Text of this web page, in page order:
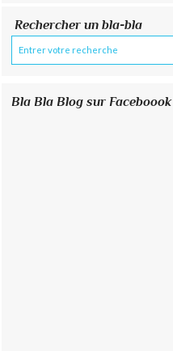
Rechercher un bla-bla
Bla Bla Blog sur Faceboook